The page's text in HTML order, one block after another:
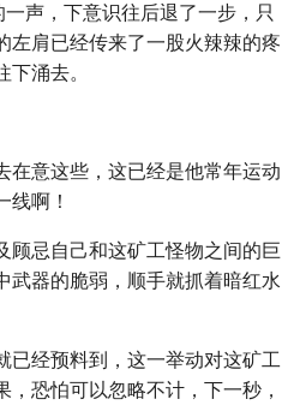
一声，下意识往后退了一步，只
左肩已经传来了一股火辣辣的疼
涌去。
在意这些，这已经是他常年运动
线啊！
顾忌自己和这矿工怪物之间的巨
武器的脆弱，顺手就抓着暗红水
已经预料到，这一举动对这矿工
恐怕可以忽略不计，下一秒，